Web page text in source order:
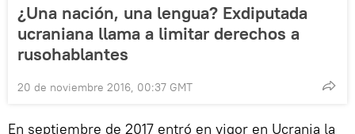
¿Una nación, una lengua? Exdiputada
ucraniana llama a limitar derechos a
rusohablantes
20 de noviembre 2016, 00:37 GMT
En septiembre de 2017 entró en vigor en Ucrania la